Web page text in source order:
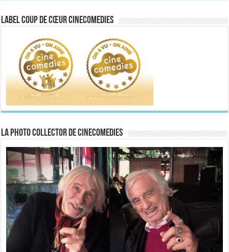
Label Coup de Cœur CineComedies
La Photo collector de CineComedies